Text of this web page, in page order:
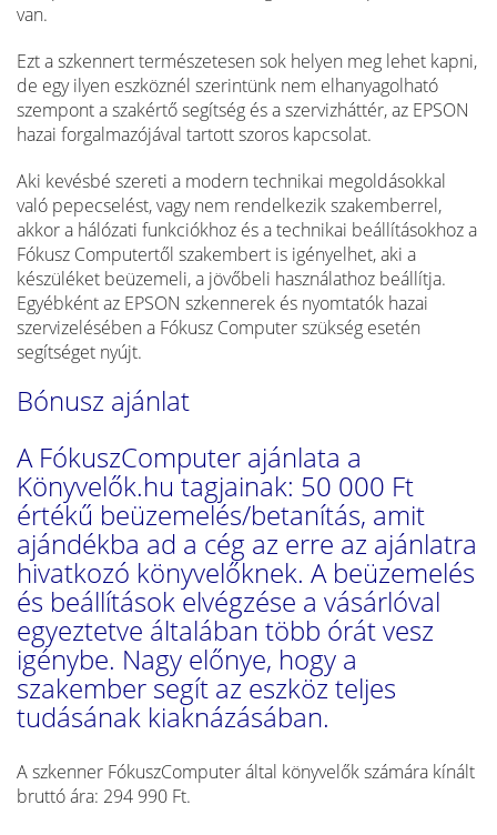
van.
Ezt a szkennert természetesen sok helyen meg lehet kapni,
de egy ilyen eszköznél szerintünk nem elhanyagolható
szempont a szakértő segítség és a szervizháttér, az EPSON
hazai forgalmazójával tartott szoros kapcsolat.
Aki kevésbé szereti a modern technikai megoldásokkal
való pepecselést, vagy nem rendelkezik szakemberrel,
akkor a hálózati funkciókhoz és a technikai beállításokhoz a
Fókusz Computertől szakembert is igényelhet, aki a
készüléket beüzemeli, a jövőbeli használathoz beállítja.
Egyébként az EPSON szkennerek és nyomtatók hazai
szervizelésében a Fókusz Computer szükség esetén
segítséget nyújt.
Bónusz ajánlat
A FókuszComputer ajánlata a
Könyvelők.hu tagjainak: 50 000 Ft
értékű beüzemelés/betanítás, amit
ajándékba ad a cég az erre az ajánlatra
hivatkozó könyvelőknek. A beüzemelés
és beállítások elvégzése a vásárlóval
egyeztetve általában több órát vesz
igénybe. Nagy előnye, hogy a
szakember segít az eszköz teljes
tudásának kiaknázásában.
A szkenner FókuszComputer által könyvelők számára kínált
bruttó ára: 294 990 Ft.